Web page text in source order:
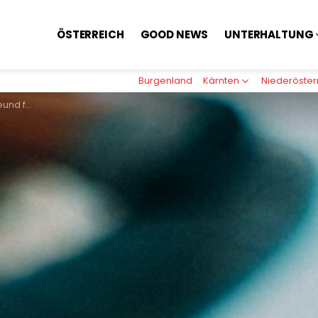
ÖSTERREICH GOOD NEWS UNTERHALTUNG
Burgenland Kärnten
bezahlt haben